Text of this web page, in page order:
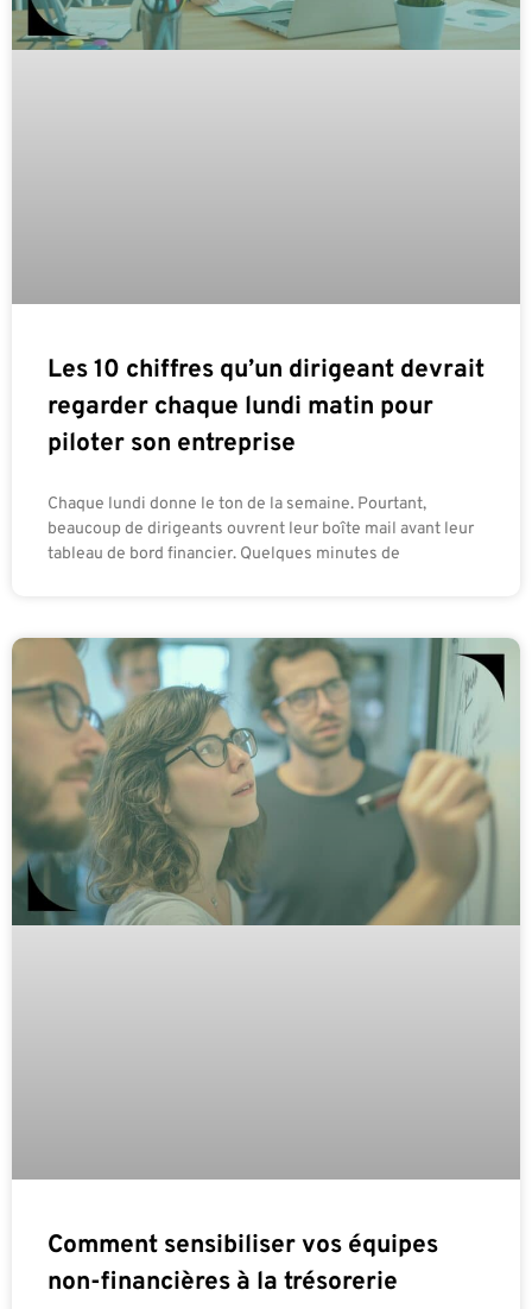
Les 10 chiffres qu’un dirigeant devrait
regarder chaque lundi matin pour
piloter son entreprise
Chaque lundi donne le ton de la semaine. Pourtant,
beaucoup de dirigeants ouvrent leur boîte mail avant leur
tableau de bord financier. Quelques minutes de
Comment sensibiliser vos équipes
non-financières à la trésorerie